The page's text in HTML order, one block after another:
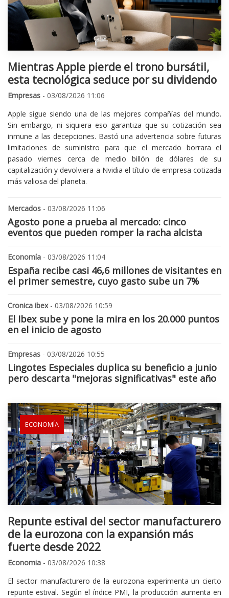
Mientras Apple pierde el trono bursátil,
esta tecnológica seduce por su dividendo
Empresas - 03/08/2026 11:06
Apple sigue siendo una de las mejores compañías del mundo.
Sin embargo, ni siquiera eso garantiza que su cotización sea
inmune a las decepciones. Bastó una advertencia sobre futuras
limitaciones de suministro para que el mercado borrara el
pasado viernes cerca de medio billón de dólares de su
capitalización y devolviera a Nvidia el título de empresa cotizada
más valiosa del planeta.
Mercados - 03/08/2026 11:06
Agosto pone a prueba al mercado: cinco
eventos que pueden romper la racha alcista
Economía - 03/08/2026 11:04
España recibe casi 46,6 millones de visitantes en
el primer semestre, cuyo gasto sube un 7%
Cronica ibex- 03/08/2026 10:59
El Ibex sube y pone la mira en los 20.000 puntos
en el inicio de agosto
Empresas - 03/08/2026 10:55
Lingotes Especiales duplica su beneficio a junio
pero descarta "mejoras significativas" este año
ECONOMÍA
Repunte estival del sector manufacturero
de la eurozona con la expansión más
fuerte desde 2022
Economia - 03/08/2026 10:38
El sector manufacturero de la eurozona experimenta un cierto
repunte estival. Según el índice PMI, la producción aumenta en